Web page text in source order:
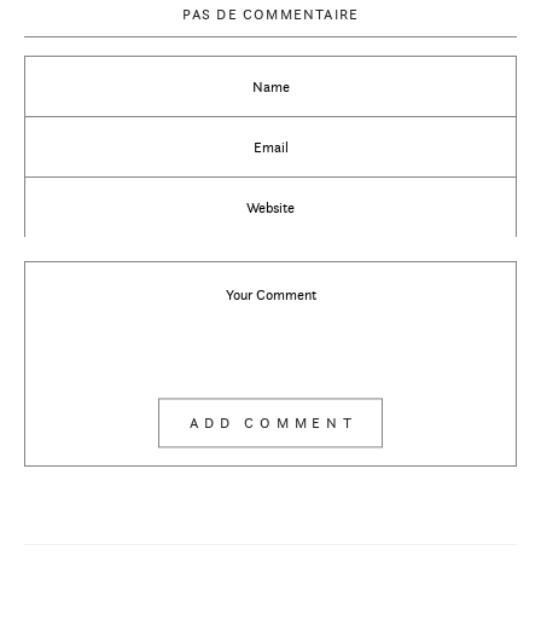
PAS DE COMMENTAIRE